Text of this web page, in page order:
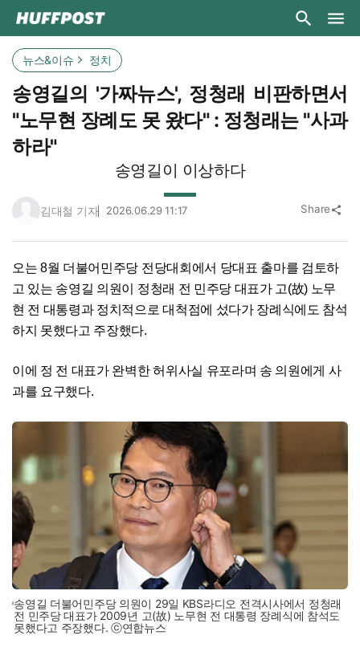
뉴스&이슈 정치
송영길의 '가짜뉴스', 정청래 비판하면서
"노무현 장례도 못 왔다" : 정청래는 "사과
하라"
송영길이 이상하다
김대철 기자 2026.06.29 11:17 Share share
오는 8월 더불어민주당 전당대회에서 당대표 출마를 검토하
고 있는 송영길 의원이 정청래 전 민주당 대표가 고(故) 노무
현 전 대통령과 정치적으로 대척점에 섰다가 장례식에도 참석
하지 못했다고 주장했다.
이에 정 전 대표가 완벽한 허위사실 유포라며 송 의원에게 사
과를 요구했다.
송영길 더불어민주당 의원이 29일 KBS라디오 전격시사에서 정청래
전 민주당 대표가 2009년 고(故) 노무현 전 대통령 장례식에 참석도
못했다고 주장했다. ⓒ연합뉴스